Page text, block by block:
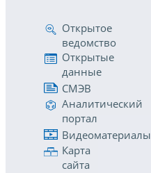
Открытое
ведомство
Открытые
данные
СМЭВ
Аналитический
портал
Видеоматериалы
Карта
сайта